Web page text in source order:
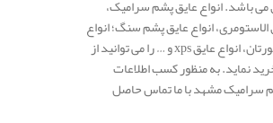
می باشد. انواع عایق پشم سرامیک،
الاستومری، انواع عایق پشم سنگ؛ انواع
عایق پلی یورتان، انواع عایق xps و … را می توانید از
نماید. به منظور کسب اطلاعات
سرامیک مشهد با ما تماس حاصل